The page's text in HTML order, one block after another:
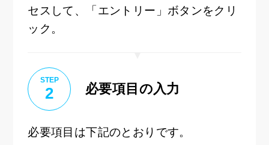
セスして、「エントリー」ボタンをクリ
ック。
STEP
2 必要項目の入力
必要項目は下記のとおりです。